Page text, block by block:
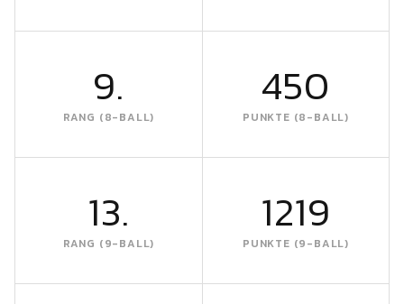
9.
RANG (8-BALL)
450
PUNKTE (8-BALL)
13.
RANG (9-BALL)
1219
PUNKTE (9-BALL)